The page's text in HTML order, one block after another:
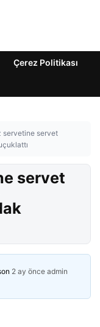
Çerez Politikası
servetine servet
servet
2 ay önce admin